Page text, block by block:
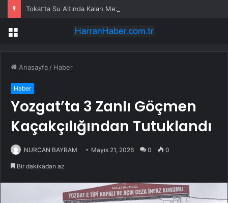
Tokat’ta Su Altında Kalan Mezarlık ve Araziler
Menü
Anasayfa / Haber
Haber
Yozgat’ta 3 Zanlı Göçmen
Kaçakçılığından Tutuklandı
NURCAN BAYRAM Mayıs 21, 2026 0 0
Bir dakikadan az